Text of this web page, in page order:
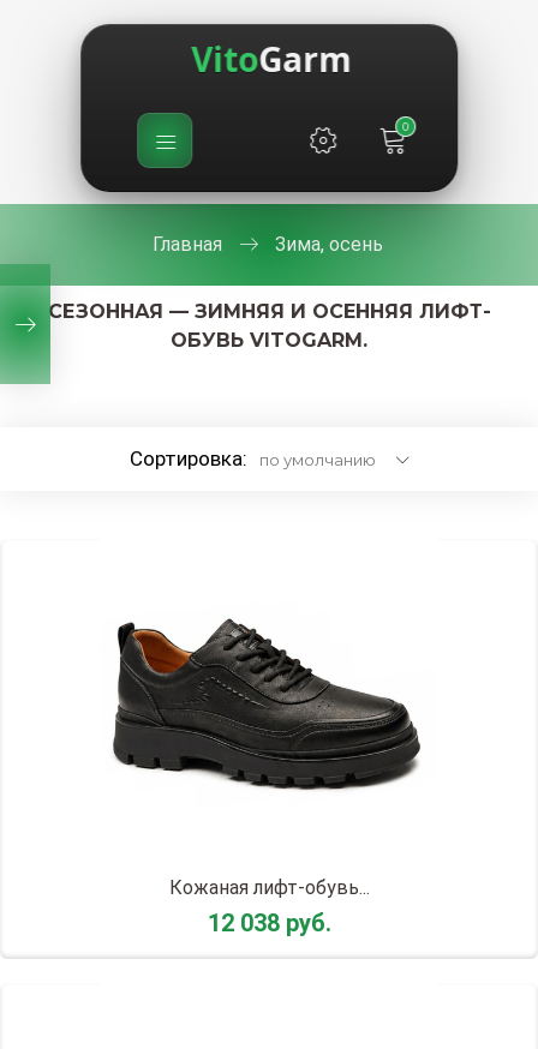
VitoGarm
0
Главная Зима, осень
СЕЗОННАЯ — ЗИМНЯЯ И ОСЕННЯЯ ЛИФТ-
ОБУВЬ VITOGARM.
Сортировка:
Кожаная лифт-обувь...
12 038 руб.